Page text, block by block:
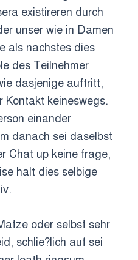
existireren durch
unser wie in Damen
als nachstes dies
des Teilnehmer
dasjenige auftritt,
Kontakt keineswegs.
einander
danach sei daselbst
Chat up keine frage,
halt dies selbige
oder selbst sehr
schlie?lich auf sei